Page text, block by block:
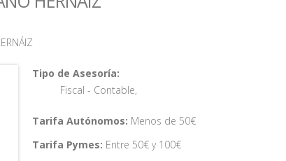
Tipo de Asesoría:
Fiscal - Contable,
Tarifa Autónomos: Menos de 50€
Tarifa Pymes: Entre 50€ y 100€